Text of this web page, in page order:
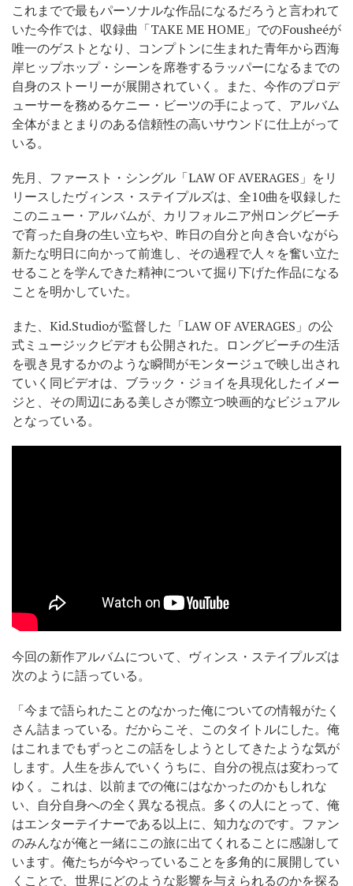
これまでで最もパーソナルな作品になるだろうと言われて
いた今作では、収録曲「TAKE ME HOME」でのFousheéが
唯一のゲストとなり、コンプトンに生まれた青年から西海
岸ヒップホップ・シーンを席巻するラッパーになるまでの
自身のストーリーが展開されていく。また、今作のプロデ
ューサーを務めるケニー・ビーツの手によって、アルバム
全体がまとまりのある信頼性の高いサウンドに仕上がって
いる。
先月、ファースト・シングル「LAW OF AVERAGES」をリ
リースしたヴィンス・ステイプルズは、全10曲を収録した
このニュー・アルバムが、カリフォルニア州ロングビーチ
で育った自身の生い立ちや、昨日の自分と向き合いながら
新たな明日に向かって前進し、その過程で人々を奮い立た
せることを学んできた精神について掘り下げた作品になる
ことを明かしていた。
また、Kid.Studioが監督した「LAW OF AVERAGES」の公
式ミュージックビデオも公開された。ロングビーチの生活
を覗き見するかのような瞬間がモンタージュで映し出され
ていく同ビデオは、ブラック・ジョイを具現化したイメー
ジと、その周辺にある美しさが際立つ映画的なビジュアル
となっている。
今回の新作アルバムについて、ヴィンス・ステイプルズは
次のように語っている。
「今まで語られたことのなかった俺についての情報がたく
さん詰まっている。だからこそ、このタイトルにした。俺
はこれまでもずっとこの話をしようとしてきたような気が
します。人生を歩んでいくうちに、自分の視点は変わって
ゆく。これは、以前までの俺にはなかったのかもしれな
い、自分自身への全く異なる視点。多くの人にとって、俺
はエンターテイナーである以上に、知力なのです。ファン
のみんなが俺と一緒にこの旅に出てくれることに感謝して
います。俺たちが今やっていることを多角的に展開してい
くことで、世界にどのような影響を与えられるのかを探る